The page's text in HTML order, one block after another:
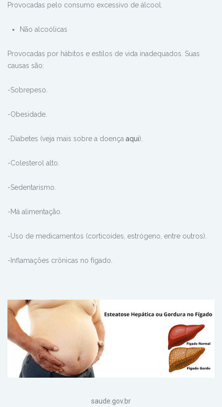
Provocadas pelo consumo excessivo de álcool.
Não alcoólicas
Provocadas por hábitos e estilos de vida inadequados. Suas
causas são:
-Sobrepeso.
-Obesidade.
-Diabetes (veja mais sobre a doença aqui).
-Colesterol alto.
-Sedentarismo.
-Má alimentação.
-Uso de medicamentos (corticoides, estrógeno, entre outros).
-Inflamações crônicas no fígado.
saude.gov.br